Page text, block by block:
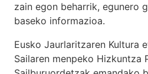
zain egon beharrik, egunero
baseko informazioa.
Eusko Jaurlaritzaren Kultura
Sailaren menpeko Hizkuntza